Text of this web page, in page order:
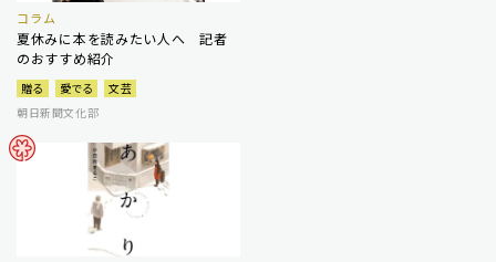
コラム
夏休みに本を読みたい人へ 記者
のおすすめ紹介
贈る 愛でる
文芸
朝日新聞文化部